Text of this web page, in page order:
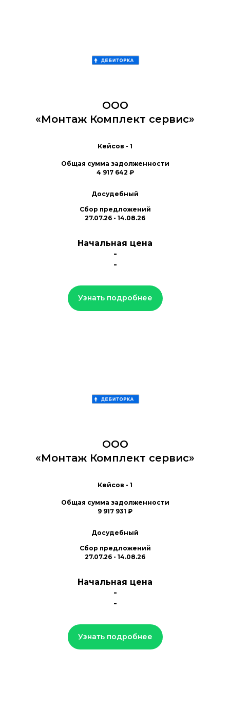
ООО
«Монтаж Комплект сервис»
Кейсов - 1
Общая сумма задолженности
4 917 642 ₽
Досудебный
Сбор предложений
27.07.26 - 14.08.26
Начальная цена
-
-
Узнать подробнее
ООО
«Монтаж Комплект сервис»
Кейсов - 1
Общая сумма задолженности
9 917 931 ₽
Досудебный
Сбор предложений
27.07.26 - 14.08.26
Начальная цена
-
-
Узнать подробнее